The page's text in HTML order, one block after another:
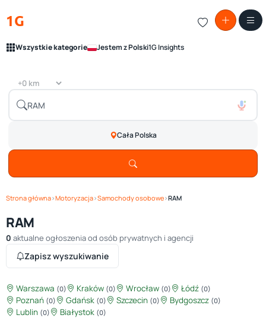
1G
Wszystkie kategorie Jestem z Polski1G Insights
Cała Polska
Strona główna›Motoryzacja›Samochody osobowe›RAM
RAM
0 aktualne ogłoszenia od osób prywatnych i agencji
Zapisz wyszukiwanie
Warszawa (0) Kraków (0) Wrocław (0) Łódź (0)
Poznań (0) Gdańsk (0) Szczecin (0) Bydgoszcz (0)
Lublin (0) Białystok (0)